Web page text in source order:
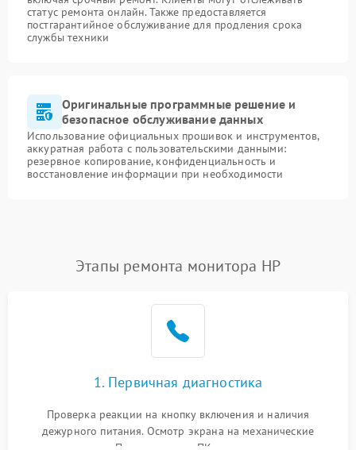
статус ремонта онлайн. Также предоставляется
постгарантийное обслуживание для продления срока
службы техники
Оригинальные программные решение и
безопасное обслуживание данных
Использование официальных прошивок и инструментов,
аккуратная работа с пользовательскими данными:
резервное копирование, конфиденциальность и
восстановление информации при необходимости
Этапы ремонта монитора HP
1. Первичная диагностика
Проверка реакции на кнопку включения и наличия
дежурного питания. Осмотр экрана на механические